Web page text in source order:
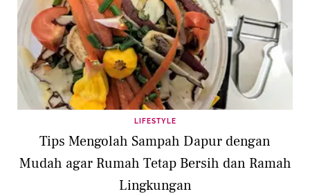
LIFESTYLE
Tips Mengolah Sampah Dapur dengan
Mudah agar Rumah Tetap Bersih dan Ramah
Lingkungan